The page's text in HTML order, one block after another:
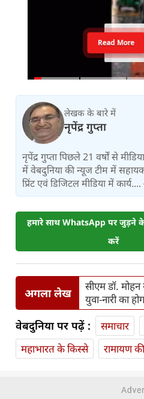
Read More
लेखक के बारे में
नृपेंद्र गुप्ता
नृपेंद्र गुप्ता पिछले 21 वर्षों से
में वेबदुनिया की न्यूज टीम में
प्रिंट एवं डिजिटल मीडिया में कार्य....
हमारे साथ WhatsApp पर जुड़ने
करें
अगला लेख
सीएम डॉ.
युवा-नारी का
वेबदुनिया पर पढ़ें : समाचार
महाभारत के किस्से
रामायण